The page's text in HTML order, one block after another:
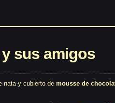
sus amigos
nata y cubierto de mousse de